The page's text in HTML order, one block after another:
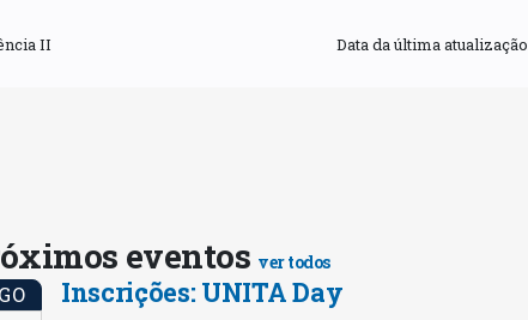
II Data da última
eventos ver todos
Inscrições: UNITA Day